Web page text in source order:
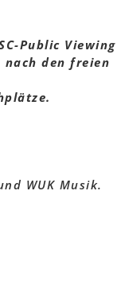
Public Viewing
den freien
WUK Musik.